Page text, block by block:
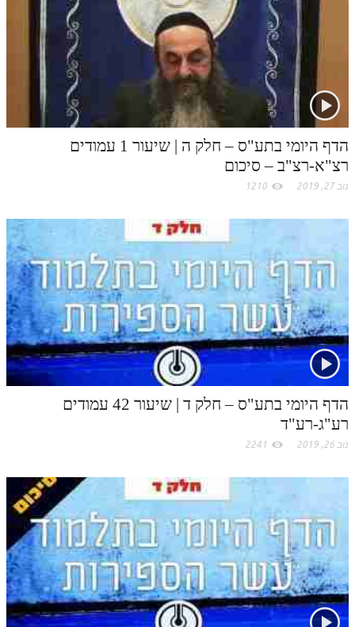
הדף היומי בתע"ס – חלק ה | שיעור 1 עמודים
רצ"א-רצ"ב – סיכום
נוב 27, 2019 1210
הדף היומי בתע"ס – חלק ד | שיעור 42 עמודים
רע"ג-רע"ד
נוב 26, 2019 2241